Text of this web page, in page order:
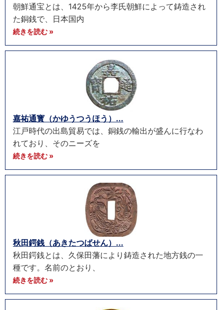
朝鮮通宝とは、1425年から李氏朝鮮によって鋳造され
た銅銭で、日本国内
続きを読む »
嘉祐通寳（かゆうつうほう）...
江戸時代の出島貿易では、銅銭の輸出が盛んに行なわ
れており、そのニーズを
続きを読む »
秋田鍔銭（あきたつばせん）...
秋田鍔銭とは、久保田藩により鋳造された地方銭の一
種です。名前のとおり、
続きを読む »